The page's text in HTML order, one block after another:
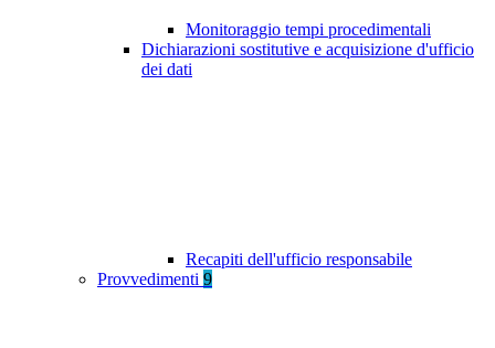
Monitoraggio tempi procedimentali
Dichiarazioni sostitutive e acquisizione d'ufficio
dei dati
Recapiti dell'ufficio responsabile
Provvedimenti 9